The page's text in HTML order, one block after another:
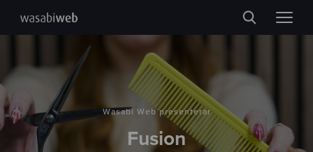
Wasabi Web presenterar
Fusion